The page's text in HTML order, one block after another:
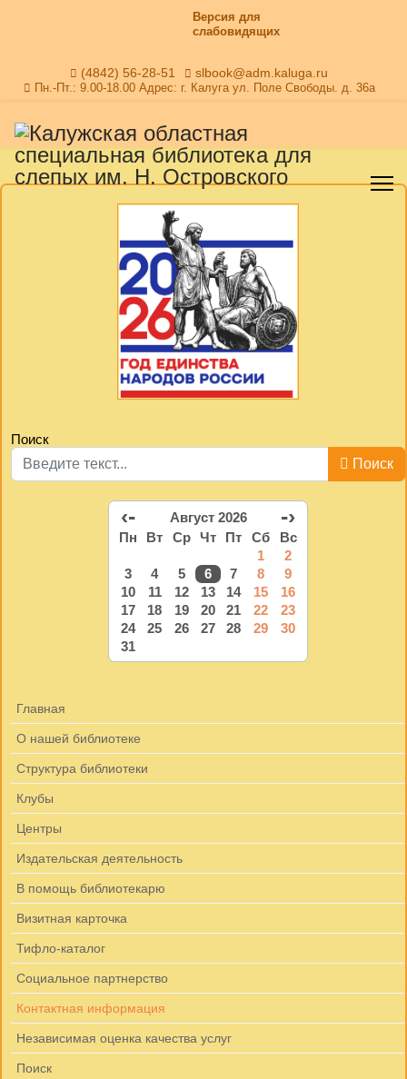
Версия для
слабовидящих
(4842) 56-28-51 slbook@adm.kaluga.ru
Пн.-Пт.: 9.00-18.00 Адрес: г. Калуга ул. Поле Свободы. д. 36а
Поиск
Поиск
‹- Август 2026 -›
Пн Вт Ср Чт Пт Сб
Вс
1
2
3
4 5 6 7 8
9
10
11 12 13 14 15
16
17
18 19 20 21 22
23
24
25 26 27 28 29
30
31
Главная
О нашей библиотеке
Структура библиотеки
Клубы
Центры
Издательская деятельность
В помощь библиотекарю
Визитная карточка
Тифло-каталог
Социальное партнерство
Контактная информация
Независимая оценка качества услуг
Поиск